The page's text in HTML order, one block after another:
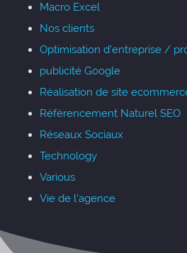
Macro Excel
Nos clients
Optimisation d'entreprise /
publicité Google
Réalisation de site
Référencement Naturel SEO
Réseaux Sociaux
Technology
Various
Vie de l'agence